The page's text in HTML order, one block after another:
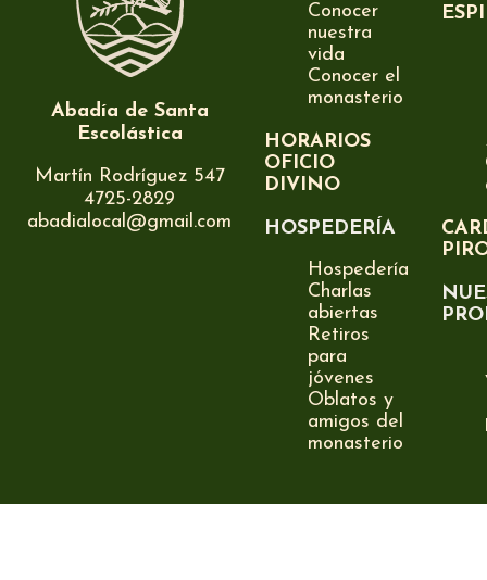
Abadía de Santa
Escolástica
Martín Rodríguez 547
4725-2829
abadialocal@gmail.com
Conocer
nuestra
vida
Conocer el
monasterio
HORARIOS
OFICIO
DIVINO
HOSPEDERÍA
Hospedería
Charlas
abiertas
Retiros
para
jóvenes
Oblatos y
amigos del
monasterio